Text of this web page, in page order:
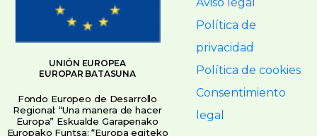
UNIÓN EUROPEA
EUROPAR BATASUNA
Fondo Europeo de Desarrollo
Regional: “Una manera de hacer
Europa” Eskualde Garapenako
Europako Funtsa: “Europa egiteko
Política de
privacidad
Política de cookies
Consentimiento
legal